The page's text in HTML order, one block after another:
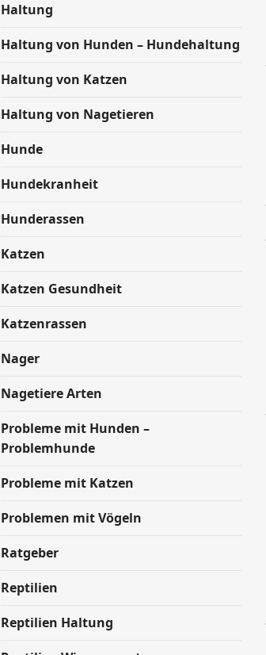
Haltung
Haltung von Hunden – Hundehaltung
Haltung von Katzen
Haltung von Nagetieren
Hunde
Hundekranheit
Hunderassen
Katzen
Katzen Gesundheit
Katzenrassen
Nager
Nagetiere Arten
Probleme mit Hunden –
Problemhunde
Probleme mit Katzen
Problemen mit Vögeln
Ratgeber
Reptilien
Reptilien Haltung